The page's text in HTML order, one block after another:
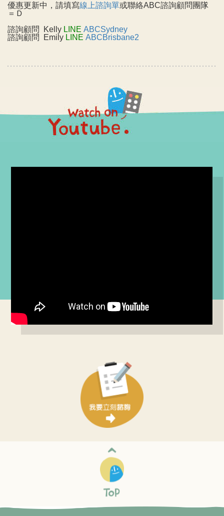
優惠更新中，請填寫線上諮詢單或聯絡ABC諮詢顧問團隊
＝Ｄ
諮詢顧問
Kelly LINE ABCSydney
諮詢顧問
Emily LINE ABCBrisbane2